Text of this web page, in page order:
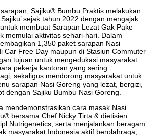
Sajiku® Bumbu Praktis melakukan
sejak tahun 2022 dengan mengajak
membuat Sarapan Lezat Gak Pake
memulai aktivitas sehari-hari. Dalam
1,350 paket sarapan Nasi
Car Free Day maupun di Stasiun Commuter
tujuan untuk mengedukasi masyarakat
pekerja kantoran yang sering
sekaligus mendorong masyarakat untuk
sarapan Nasi Goreng yang lezat, bergizi,
dengan Sajiku Bumbu Nasi Goreng.
mendemonstrasikan cara masak Nasi
bersama Chef Nicky Tirta & dietisien
Nutrigenetics, serta menjalankan beragam
masyarakat Indonesia aktif berolahraga,